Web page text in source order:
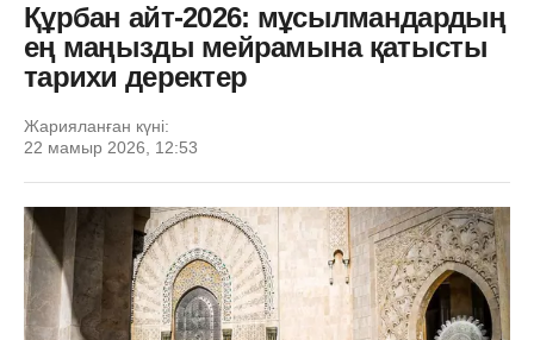
Құрбан айт-2026: мұсылмандардың
ең маңызды мейрамына қатысты
тарихи деректер
Жарияланған күні:
22 мамыр 2026, 12:53